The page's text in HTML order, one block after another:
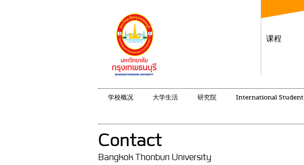
课程
学校概况 大学生活 研究院 International Student
Contact
Bangkok Thonburi University